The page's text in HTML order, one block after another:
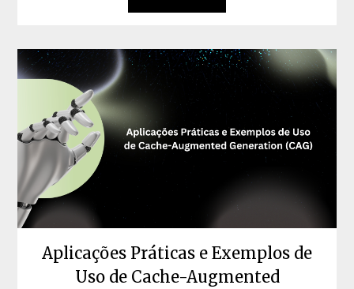
Aplicações Práticas e Exemplos de
Uso de Cache-Augmented